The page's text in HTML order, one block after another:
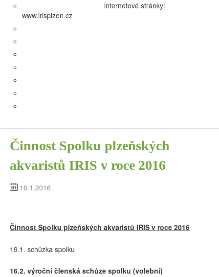
internetové stránky:
www.irisplzen.cz
Činnost Spolku plzeňských
akvaristů IRIS v roce 2016
16.1.2016
Činnost Spolku plzeňských akvaristů IRIS v roce 2016
19.1. schůzka spolku
16.2. výroční členská schůze spolku (volební)